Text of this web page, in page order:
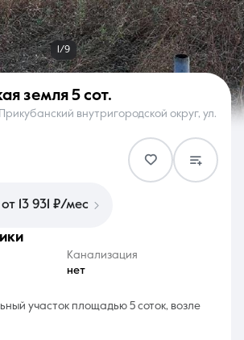
Контакты
(861) 297-00-00
с 08:30 до 20:00
1/9
земля 5 сот.
внутригородской округ, ул.
13 931 ₽/мес
Канализация
нет
участок площадью 5 соток, возле